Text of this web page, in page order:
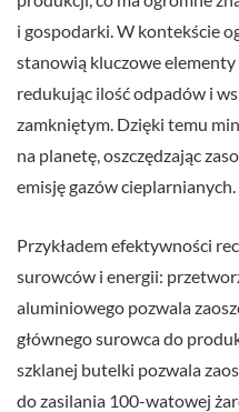
i gospodarki. W kontekście
stanowią kluczowe
redukując ilość odpadów i
zamkniętym. Dzięki temu
na planetę, oszczędzając
emisję gazów cieplarnianych.
Przykładem efektywności
surowców i energii:
aluminiowego pozwala
głównego surowca do
szklanej butelki pozwala
do zasilania 100-watowej